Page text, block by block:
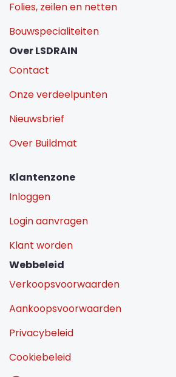
Folies, zeilen en netten
Bouwspecialiteiten
Over LSDRAIN
Contact
Onze verdeelpunten
Nieuwsbrief
Over Buildmat
Klantenzone
Inloggen
Login aanvragen
Klant worden
Webbeleid
Verkoopsvoorwaarden
Aankoopsvoorwaarden
Privacybeleid
Cookiebeleid